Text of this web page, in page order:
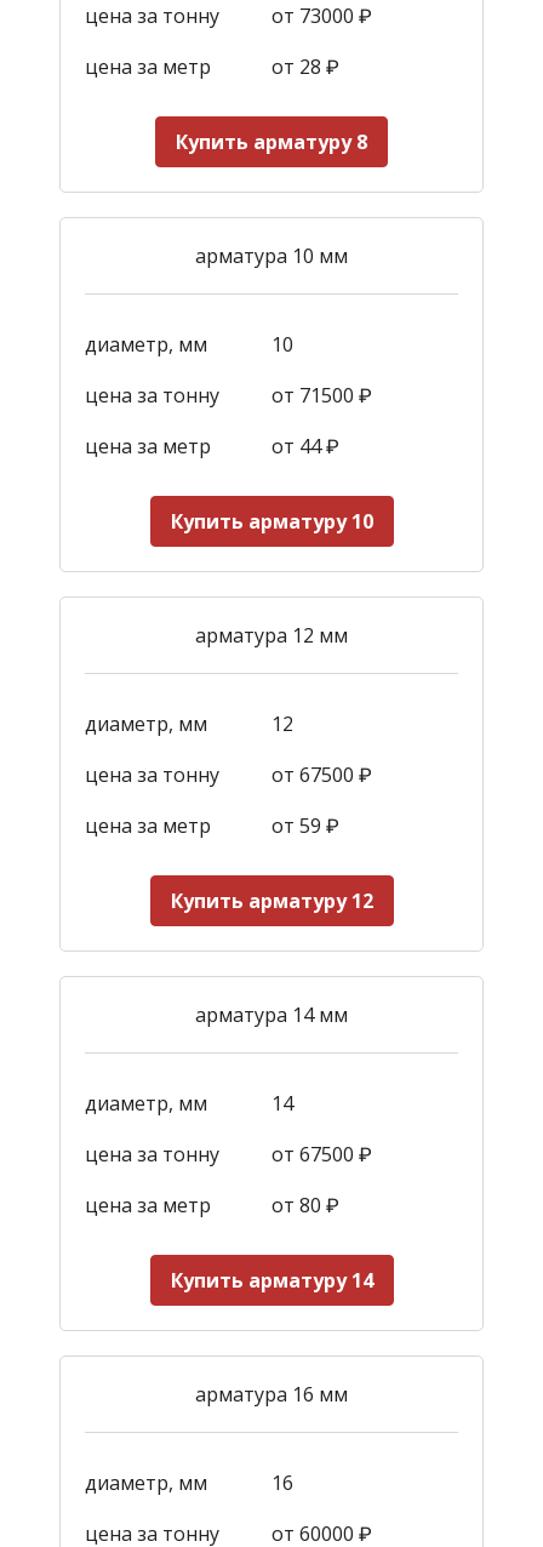
цена за тонну
от 73000 ₽
цена за метр
от 28 ₽
Купить арматуру 8
арматура 10 мм
диаметр, мм
10
цена за тонну
от 71500 ₽
цена за метр
от 44₽
Купить арматуру 10
арматура 12 мм
диаметр, мм
12
цена за тонну
от 67500 ₽
цена за метр
от 59 ₽
Купить арматуру 12
арматура 14 мм
диаметр, мм
14
цена за тонну
от 67500 ₽
цена за метр
от 80 ₽
Купить арматуру 14
арматура 16 мм
диаметр, мм
16
цена за тонну
от 60000 ₽